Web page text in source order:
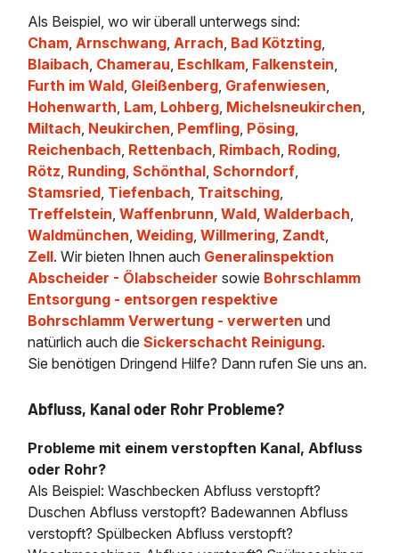
Als Beispiel, wo wir überall unterwegs sind:
Cham,Arnschwang,Arrach, Bad Kötzting,
Blaibach, Chamerau, Eschlkam, Falkenstein,
Furth im Wald, Gleißenberg, Grafenwiesen,
Hohenwarth, Lam, Lohberg, Michelsneukirchen,
Miltach, Neukirchen, Pemfling, Pösing,
Reichenbach, Rettenbach, Rimbach, Roding,
Rötz, Runding,Schönthal,Schorndorf,
Stamsried, Tiefenbach, Traitsching,
Treffelstein,Waffenbrunn,Wald,Walderbach,
Waldmünchen,Weiding,Willmering, Zandt,
Zell. Wir bieten Ihnen auch Generalinspektion
Abscheider - Ölabscheider sowie Bohrschlamm
Entsorgung - entsorgen respektive
Bohrschlamm Verwertung - verwerten und
natürlich auch dieSickerschacht Reinigung.
Sie benötigen Dringend Hilfe? Dann rufen Sie uns an.
Abfluss, Kanal oder Rohr Probleme?
Probleme mit einem verstopften Kanal, Abfluss
oder Rohr?
Als Beispiel: Waschbecken Abfluss verstopft?
Duschen Abfluss verstopft? Badewannen Abfluss
verstopft? Spülbecken Abfluss verstopft?